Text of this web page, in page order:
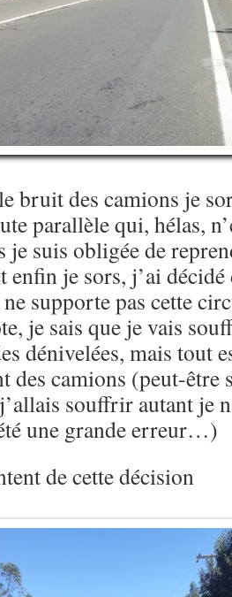
bruit des camions je
parallèle qui, hélas,
je suis obligée de
enfin je sors, j’ai décidé
supporte pas cette
je sais que je vais
dénivelées, mais tout
des camions (peut-être
souffrir autant je
une grande erreur…)
de cette décision